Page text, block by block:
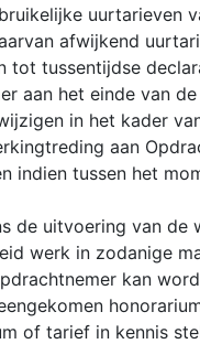
uurtarieven
afwijkend
tussentijdse
aan het einde van
in het kader
aan
tussen het
de uitvoering van
werk in zodanige
kan
of tarief in kennis